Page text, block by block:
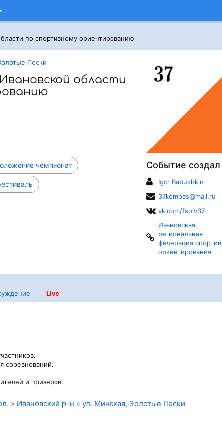
по спортивному ориентированию
Событие создал
Igor Babushkin
37kompas@mail.ru
vk.com/fsoiv37
Ивановская
региональная
федерация
ориентирования
Пески
области
чемпионат
Live
соревнований.
и призеров.
» Ивановский р-н » ул. Минская, Золотые Пески